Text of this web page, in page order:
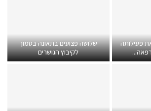
פעילותה
שלושה פצועים בתאונה בסמוך
לקיבוץ הגושרים